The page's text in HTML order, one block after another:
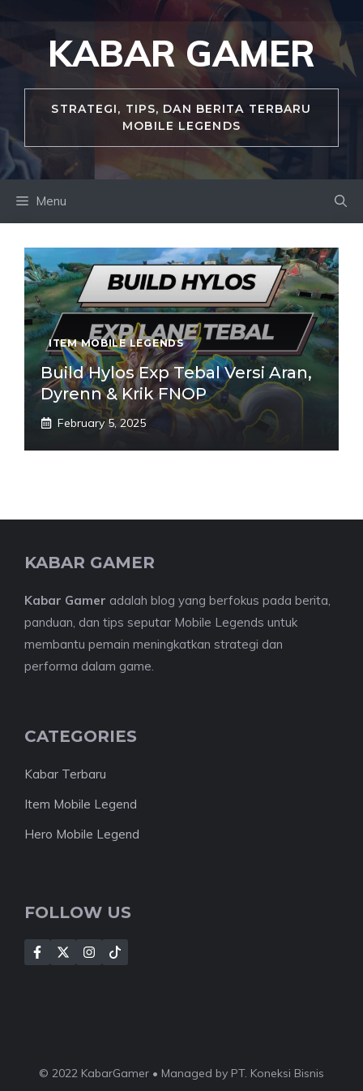
content
KABAR GAMER
STRATEGI, TIPS, DAN BERITA TERBARU
MOBILE LEGENDS
Menu
ITEM MOBILE LEGENDS
Build Hylos Exp Tebal Versi Aran,
Dyrenn & Krik FNOP
February 5, 2025
KABAR GAMER
Kabar Gamer adalah blog yang berfokus pada berita,
panduan, dan tips seputar Mobile Legends untuk
membantu pemain meningkatkan strategi dan
performa dalam game.
CATEGORIES
Kabar Terbaru
Item Mobile Legend
Hero Mobile Legend
FOLLOW US
© 2022 KabarGamer • Managed by PT. Koneksi Bisnis